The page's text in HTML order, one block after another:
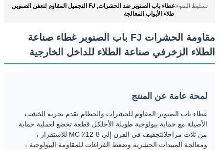
تسليط الضوء:غطاء باب الصنوبر ضد الحشرات, FJ التجميل المقاوم لتعفن الصنوبر ,
طلاء الأبواب المعالجة
مقاومة الحشرات FJ باب الصنوبر غطاء صناعة
الطلاء الزخرفي صناعة الطلاء للداخل الخارجية
لمحة عامة عن المنتج
غطاء باب الصنوبر المقاوم للحشرات والحطام يقدم تجربة الخشب
الأصيلة مع حماية بيولوجية طويلة الأجلكل قطعة تخضع لعملية حماية
من ثلاث مراحلالتجفيف في الفرن إلى 8-12٪ MC للاستقرار ،
ومعالجة المبيدات الحشرية وضغط الفراغات للمقاومة البيولوجية ،